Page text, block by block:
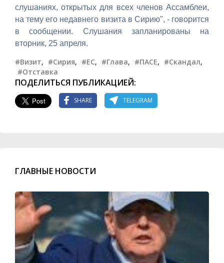
слушаниях, открытых для всех членов Ассамблеи,
на тему его недавнего визита в Сирию", - говорится
в сообщении. Слушания запланированы на
вторник, 25 апреля.
#Визит, #Сирия, #ЕС, #Глава, #ПАСЕ, #Скандал,
#Отставка
ПОДЕЛИТЬСЯ ПУБЛИКАЦИЕЙ:
SHARE TELEGRAM
ГЛАВНЫЕ НОВОСТИ